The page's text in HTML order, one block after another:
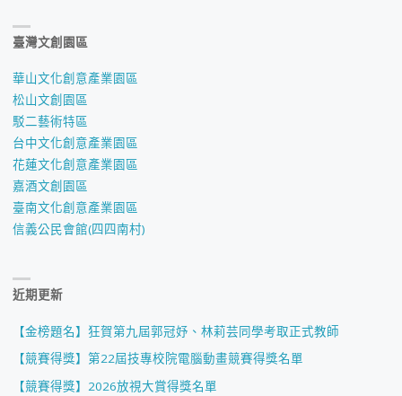
臺灣文創園區
華山文化創意產業園區
松山文創園區
駁二藝術特區
台中文化創意產業園區
花蓮文化創意產業園區
嘉酒文創園區
臺南文化創意產業園區
信義公民會館(四四南村)
近期更新
【金榜題名】狂賀第九屆郭冠妤、林莉芸同學考取正式教師
【競賽得獎】第22屆技專校院電腦動畫競賽得獎名單
【競賽得獎】2026放視大賞得獎名單